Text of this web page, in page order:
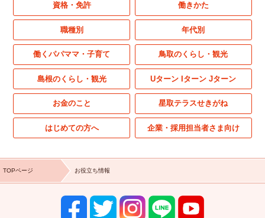
資格・免許 働きかた
職種別 年代別
働くパパママ・子育て 鳥取のくらし・観光
島根のくらし・観光 Uターン Iターン Jターン
お金のこと 星取テラスせきがね
はじめての方へ 企業・採用担当者さま向け
TOPページ お役立ち情報